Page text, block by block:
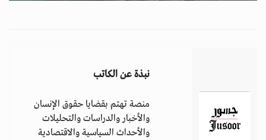
نبذة عن الكاتب
منصة تهتم بقضايا حقوق الإنسان
والأخبار والدراسات والتحليلات
والأحداث السياسية والاقتصادية